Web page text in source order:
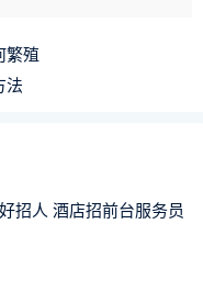
需求，勤浇水，喷洒
侧枝，也可促使更早
水同时进行，促使它
苗方法教程的生活小
繁殖
法
招人 酒店招前台服务员